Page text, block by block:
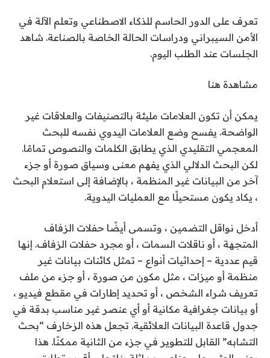
تعرف على الدور الحاسم للذكاء الاصطناعي وتعلم الآلة في
الأمن السيبراني ودراسات الحالة الخاصة بالصناعة. شاهد
الجلسات عند الطلب اليوم.
مشاهدة هنا
يمكن أن تكون العلامات مليئة بالتصنيفات والعلاقات غير
الواضحة. يفسح وضع العلامات اليدوي نفسه للبحث
المعجمي التقليدي الذي يطابق الكلمات والنصوص تمامًا.
لكن البحث الدلالي الذي يفهم معنى وسياق صورة أو جزء
آخر من البيانات غير المنظمة ، بالإضافة إلى استعلام البحث
، يكاد يكون مستحيلًا مع العمليات اليدوية.
أدخل نواقل التضمين ، وتسمى أيضًا حفلات الزفاف
المتجهة ، أو ناقلات السمات ، أو مجرد حفلات الزفاف. إنها
قيم عددية – إحداثيات أنواع – تمثل كائنات بيانات غير
منظمة أو ميزات ، مثل مكون من صورة ، أو جزء من ملف
تعريف شراء الشخص ، أو تحديد إطارات في مقطع فيديو ،
أو بيانات جغرافية مكانية أو أي عنصر غير مناسب بدقة في
جدول قاعدة البيانات العلائقية. تجعل هذه الزخارف “بحث
التشابه” القابل للتطوير في جزء من الثانية ممكنًا. هذا